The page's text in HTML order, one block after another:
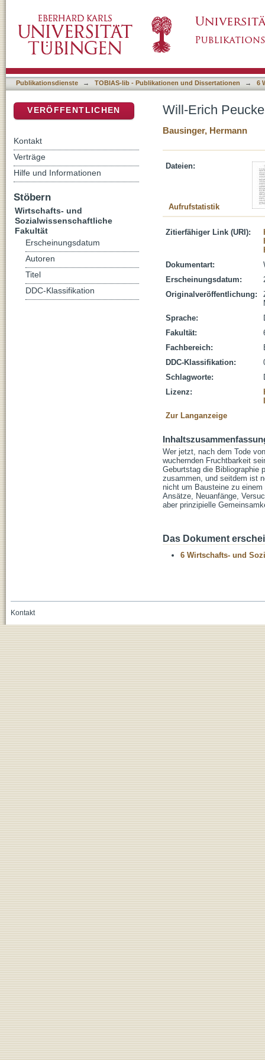
Publikationsdienste → TOBIAS-lib - Publikationen und Dissertationen → 6
Will-Erich
Bausinger, Hermann
Dateien:
Aufrufstatistik
Zitierfähiger Link (URI):
Dokumentart:
Erscheinungsdatum:
Originalveröffentlichung:
Sprache:
Fakultät:
Fachbereich:
DDC-Klassifikation:
Schlagworte:
Lizenz:
Zur Langanzeige
Wer jetzt, nach dem Tode
wuchernden Fruchtbarkeit
Geburtstag die Bibliographie
zusammen, und seitdem ist
nicht um Bausteine zu
Ansätze, Neuanfänge,
aber prinzipielle
Das Dokument
6 Wirtschafts- und
VERÖFFENTLICHEN
Kontakt
Verträge
Hilfe und Informationen
Stöbern
Wirtschafts- und
Sozialwissenschaftliche
Fakultät
Erscheinungsdatum
Autoren
Titel
DDC-Klassifikation
Kontakt